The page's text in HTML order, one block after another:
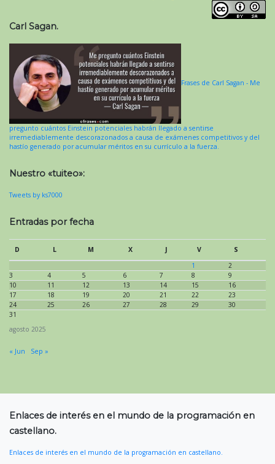
Carl Sagan.
Frases de Carl Sagan - Me
pregunto cuántos Einstein potenciales habrán llegado a sentirse
irremediablemente descorazonados a causa de exámenes competitivos y del
hastío generado por acumular méritos en su currículo a la fuerza.
Nuestro «tuiteo»:
Tweets by ks7000
Entradas por fecha
agosto 2025
D L M X J V
S
1
2
3
4 5 6 7 8
9
10
11 12 13 14 15
16
17
18 19 20 21 22
23
24
25 26 27 28 29
30
31
« Jun Sep »
Enlaces de interés en el mundo de la programación en
castellano.
Enlaces de interés en el mundo de la programación en castellano.